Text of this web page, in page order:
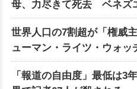
母、力尽きて死去 ベネズ
世界人口の7割超が「権威
ューマン・ライツ・ウォッ
「報道の自由度」最低は3